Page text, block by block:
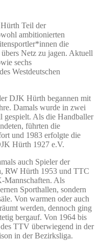
Teil der
ambitionierten
die
Netz zu jagen. Aktuell
sechs
Westdeutschen
DJK Hürth begannen mit
Damals wurde in zwei
gespielt. Als die Handballer
führten die
und 1983 erfolgte die
Hürth 1927 e.V.
auch Spieler der
RW Hürth 1953 und TTC
Mannschaften. Als
Sporthallen, sondern
Von warmen oder auch
werden, dennoch ging
bergauf. Von 1964 bis
TTV überwiegend in der
in der Bezirksliga.